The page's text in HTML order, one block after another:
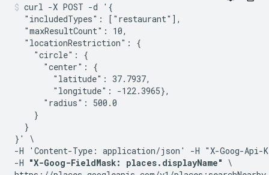
curl -X POST -d '{
  "includedTypes": ["restaurant"],
  "maxResultCount": 10,
  "locationRestriction": {
    "circle": {
      "center": {
        "latitude": 37.7937,
        "longitude": -122.3965},
      "radius": 500.0
    }
  }
}' \
-H 'Content-Type: application/json' -H "X-Goog-Api-
-H "X-Goog-FieldMask: places.displayName" \